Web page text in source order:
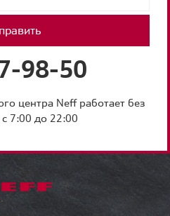
98-50
центра Neff работает без
7:00 до 22:00